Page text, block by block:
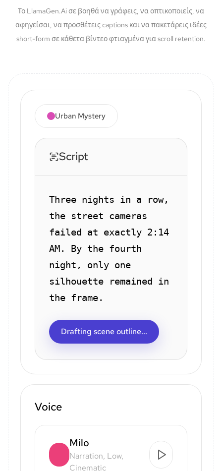
Το LlamaGen.Ai σε βοηθά να γράφεις, να οπτικοποιείς, να
αφηγείσαι, να προσθέτεις captions και να πακετάρεις ιδέες
short-form σε κάθετα βίντεο φτιαγμένα για scroll retention.
Urban Mystery
Script
Three nights in a row,
the street cameras
failed at exactly 2:14
AM. By the fourth
night, only one
silhouette remained in
the frame.
Drafting scene outline...
Voice
Milo
Narration, Low,
Cinematic